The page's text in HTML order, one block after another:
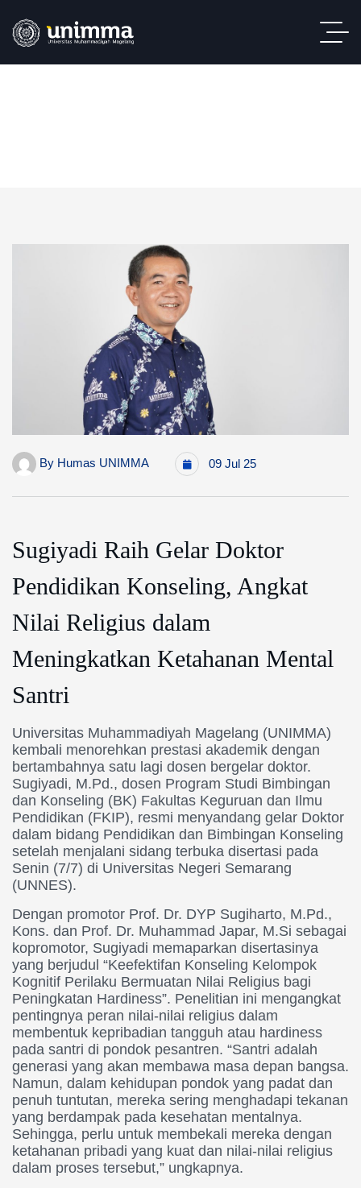
By Humas UNIMMA 09 Jul 25
Sugiyadi Raih Gelar Doktor
Pendidikan Konseling, Angkat
Nilai Religius dalam
Meningkatkan Ketahanan Mental
Santri
Universitas Muhammadiyah Magelang (UNIMMA)
kembali menorehkan prestasi akademik dengan
bertambahnya satu lagi dosen bergelar doktor.
Sugiyadi, M.Pd., dosen Program Studi Bimbingan
dan Konseling (BK) Fakultas Keguruan dan Ilmu
Pendidikan (FKIP), resmi menyandang gelar Doktor
dalam bidang Pendidikan dan Bimbingan Konseling
setelah menjalani sidang terbuka disertasi pada
Senin (7/7) di Universitas Negeri Semarang
(UNNES).
Dengan promotor Prof. Dr. DYP Sugiharto, M.Pd.,
Kons. dan Prof. Dr. Muhammad Japar, M.Si sebagai
kopromotor, Sugiyadi memaparkan disertasinya
yang berjudul “Keefektifan Konseling Kelompok
Kognitif Perilaku Bermuatan Nilai Religius bagi
Peningkatan Hardiness”. Penelitian ini mengangkat
pentingnya peran nilai-nilai religius dalam
membentuk kepribadian tangguh atau hardiness
pada santri di pondok pesantren. “Santri adalah
generasi yang akan membawa masa depan bangsa.
Namun, dalam kehidupan pondok yang padat dan
penuh tuntutan, mereka sering menghadapi tekanan
yang berdampak pada kesehatan mentalnya.
Sehingga, perlu untuk membekali mereka dengan
ketahanan pribadi yang kuat dan nilai-nilai religius
dalam proses tersebut,” ungkapnya.